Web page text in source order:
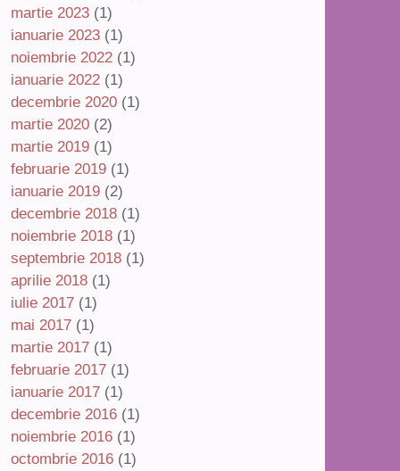
martie 2023 (1)
ianuarie 2023 (1)
noiembrie 2022 (1)
ianuarie 2022 (1)
decembrie 2020 (1)
martie 2020 (2)
martie 2019 (1)
februarie 2019 (1)
ianuarie 2019 (2)
decembrie 2018 (1)
noiembrie 2018 (1)
septembrie 2018 (1)
aprilie 2018 (1)
iulie 2017 (1)
mai 2017 (1)
martie 2017 (1)
februarie 2017 (1)
ianuarie 2017 (1)
decembrie 2016 (1)
noiembrie 2016 (1)
octombrie 2016 (1)